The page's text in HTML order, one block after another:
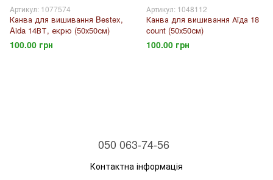
Артикул: 1077574
Канва для вишивання Bestex,
Aida 14ВТ, екрю (50х50см)
100.00 грн
Артикул: 1048112
Канва для вишивання Аїда 18
count (50х50см)
100.00 грн
050 063-74-56
Контактна інформація